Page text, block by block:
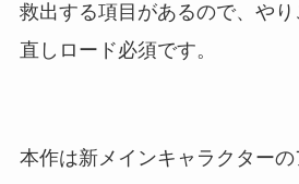
救出する項目があるので、や
直しロード必須です。
本作は新メインキャラクター